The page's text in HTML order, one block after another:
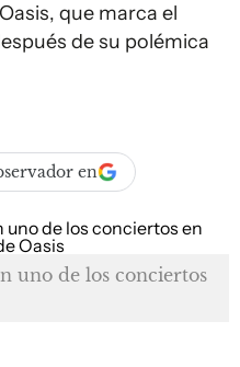
que marca el
de su polémica
en
uno de los conciertos